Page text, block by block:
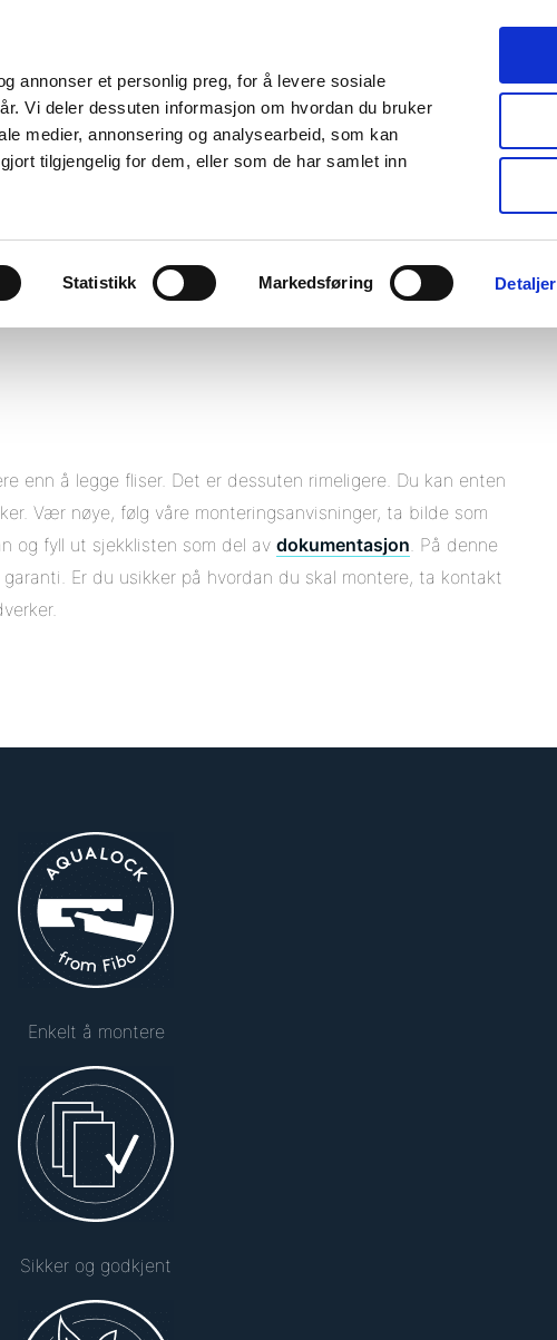
annonser et personlig preg, for å levere sosiale
Vi deler dessuten informasjon om hvordan du bruker
medier, annonsering og analysearbeid, som kan
tilgjengelig for dem, eller som de har samlet inn
Statistikk Markedsføring Detaljer
enn å legge fliser. Det er dessuten rimeligere. Du kan enten
Vær nøye, følg våre monteringsanvisninger, ta bilde som
og fyll ut sjekklisten som del av dokumentasjon. På denne
Er du usikker på hvordan du skal montere, ta kontakt
Enkelt å montere
Sikker og godkjent